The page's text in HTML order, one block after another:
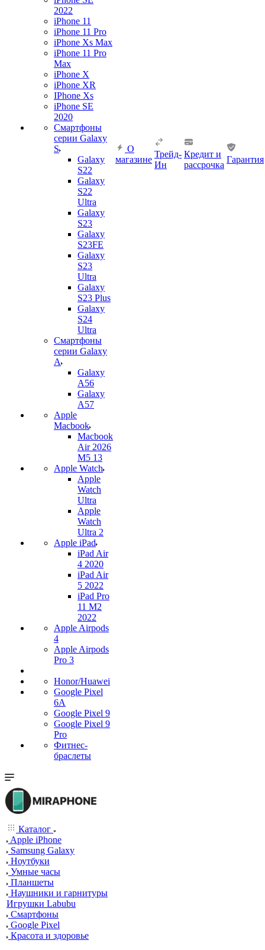
2022
iPhone 11
iPhone 11 Pro
iPhone Xs Max
iPhone 11 Pro
Max
iPhone X
iPhone XR
IPhone Xs
iPhone SE
2020
Смартфоны
серии Galaxy
S
Galaxy
S22
Galaxy
S22
Ultra
Galaxy
S23
Galaxy
S23FE
Galaxy
S23
Ultra
Galaxy
S23 Plus
Galaxy
S24
Ultra
Смартфоны
серии Galaxy
A
Galaxy
A56
Galaxy
A57
Apple
Macbook
Macbook
Air 2026
M5 13
Apple Watch
Apple
Watch
Ultra
Apple
Watch
Ultra 2
Apple iPad
iPad Air
4 2020
iPad Air
5 2022
iPad Pro
11 M2
2022
Apple Airpods
4
Apple Airpods
Pro 3
Honor/Huawei
Google Pixel
6A
Google Pixel 9
Google Pixel 9
Pro
Фитнес-
браслеты
О
магазине
Трейд-
Ин
Кредит и
рассрочка
Гарантия
Каталог
Apple iPhone
Samsung Galaxy
Ноутбуки
Умные часы
Планшеты
Наушники и гарнитуры
Игрушки Labubu
Смартфоны
Google Pixel
Красота и здоровье